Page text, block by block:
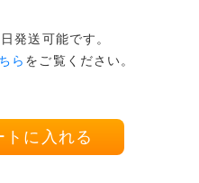
発送可能です。
ら をご覧ください。
トに入れる